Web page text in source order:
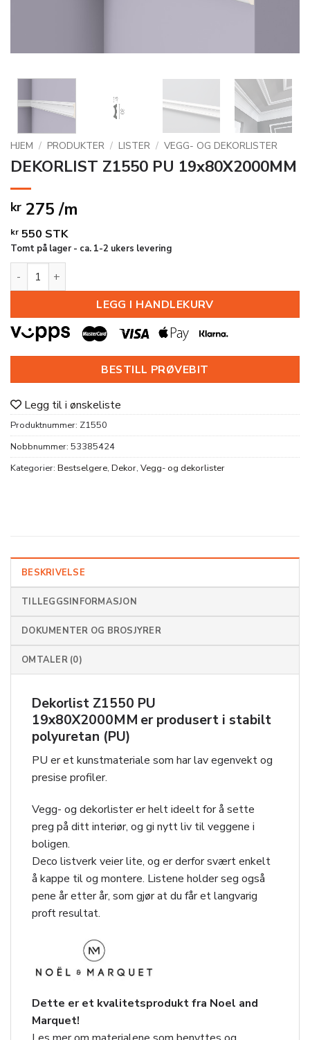
HJEM / PRODUKTER / LISTER / VEGG- OG DEKORLISTER
DEKORLIST Z1550 PU 19x80X2000MM
kr 275 /m
kr 550 STK
Tomt på lager - ca. 1-2 ukers levering
DEKORLIST Z1550 PU 19x80X2000MM antall
LEGG I HANDLEKURV
BESTILL PRØVEBIT
Legg til i ønskeliste
Produktnummer: Z1550
Nobbnummer: 53385424
Kategorier: Bestselgere, Dekor, Vegg- og dekorlister
BESKRIVELSE
TILLEGGSINFORMASJON
DOKUMENTER OG BROSJYRER
OMTALER (0)
Dekorlist Z1550 PU
19x80X2000MM er produsert i stabilt
polyuretan (PU)
PU er et kunstmateriale som har lav egenvekt og
presise profiler.
Vegg- og dekorlister er helt ideelt for å sette
preg på ditt interiør, og gi nytt liv til veggene i
boligen.
Deco listverk veier lite, og er derfor svært enkelt
å kappe til og montere. Listene holder seg også
pene år etter år, som gjør at du får et langvarig
proft resultat.
Dette er et kvalitetsprodukt fra Noel and
Marquet!